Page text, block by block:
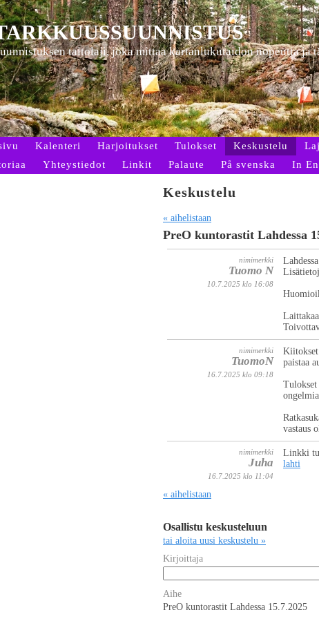
taitolaji, joka mittaa kartanlukutaidon nopeutta ja
Kalenteri Harjoitukset Tulokset Keskustelu
Yhteystiedot Linkit Palaute På svenska In
Keskustelu
« aihelistaan
PreO kuntorastit Lahdessa
nimimerkki
Tuomo N
10.7.2025 klo 16:08
nimimerkki
TuomoN
16.7.2025 klo 09:18
Kiitokset
paistaa
vastaus
nimimerkki
Juha
16.7.2025 klo 11:04
Linkki
lahti
« aihelistaan
Osallistu keskusteluun
tai aloita uusi keskustelu »
Kirjoittaja
Aihe
PreO kuntorastit Lahdessa 15.7.2025